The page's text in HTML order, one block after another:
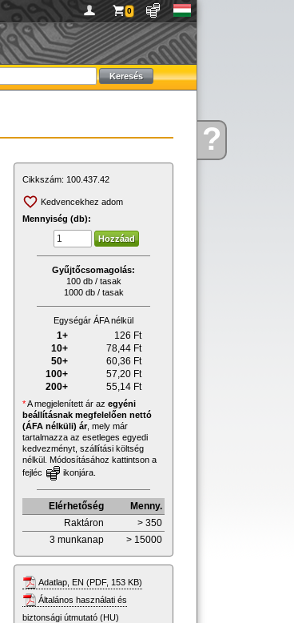
Kérdése?
0
Cikkszám: 100.437.42
Kedvencekhez adom
Mennyiség (db):
Gyűjtőcsomagolás:
100 db / tasak
1000 db / tasak
Egységár ÁFA nélkül
1+ 126 Ft
10+
78,44 Ft
50+
60,36 Ft
100+
57,20 Ft
200+
55,14 Ft
*A megjelenített ár az egyéni
beállításnak megfelelően nettó
(ÁFA nélküli) ár, mely már
tartalmazza az esetleges egyedi
kedvezményt, szállítási költség
nélkül. Módosításához kattintson a
fejléc
ikonjára.
Elérhetőség
Menny.
Raktáron
> 350
3 munkanap
> 15000
Adatlap, EN (PDF, 153 KB)
Általános használati és
biztonsági útmutató (HU)